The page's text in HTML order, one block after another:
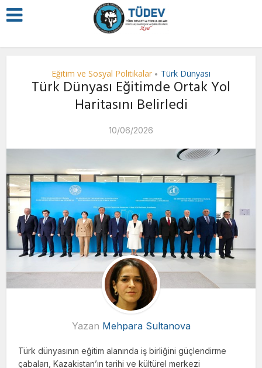
Eğitim ve Sosyal Politikalar • Türk Dünyası
Türk Dünyası Eğitimde Ortak Yol
Haritasını Belirledi
10/06/2026
Yazan Mehpara Sultanova
Türk dünyasının eğitim alanında iş birliğini güçlendirme
çabaları, Kazakistan’ın tarihi ve kültürel merkezi